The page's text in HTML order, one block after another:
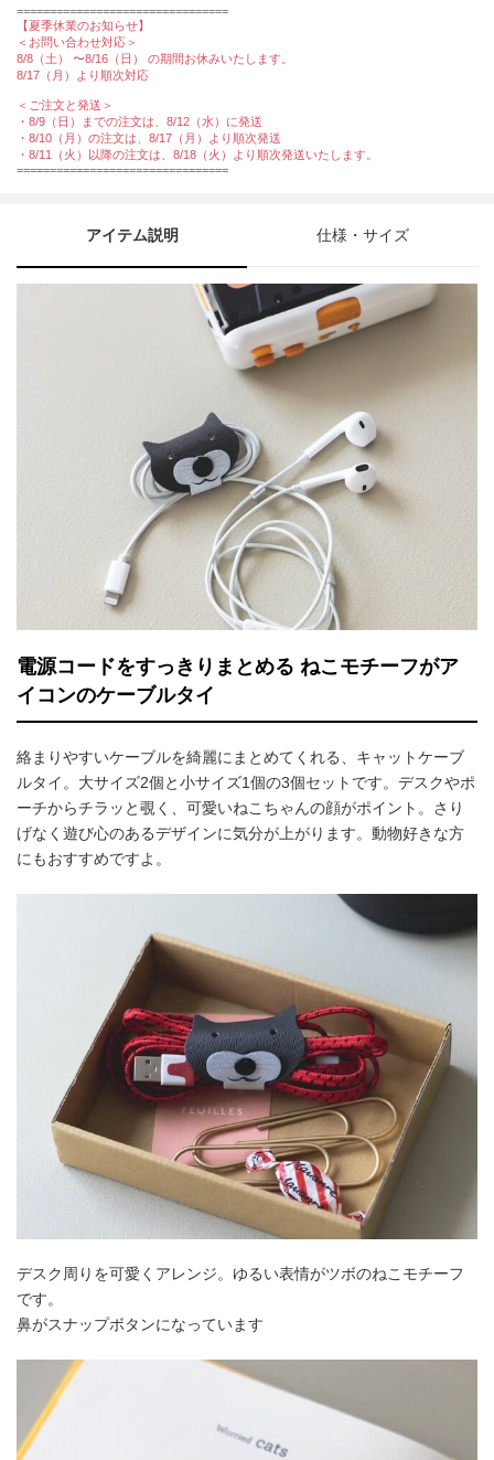
================================
【夏季休業のお知らせ】
＜お問い合わせ対応＞
8/8（土） 〜8/16（日） の期間お休みいたします。
8/17（月）より順次対応
＜ご注文と発送＞
・8/9（日）までの注文は、8/12（水）に発送
・8/10（月）の注文は、8/17（月）より順次発送
・8/11（火）以降の注文は、8/18（火）より順次発送いたします。
================================
アイテム説明 仕様・サイズ
電源コードをすっきりまとめる ねこモチーフがア
イコンのケーブルタイ
絡まりやすいケーブルを綺麗にまとめてくれる、キャットケーブ
ルタイ。大サイズ2個と小サイズ1個の3個セットです。デスクやポ
ーチからチラッと覗く、可愛いねこちゃんの顔がポイント。さり
げなく遊び心のあるデザインに気分が上がります。動物好きな方
にもおすすめですよ。
デスク周りを可愛くアレンジ。ゆるい表情がツボのねこモチーフ
です。
鼻がスナップボタンになっています